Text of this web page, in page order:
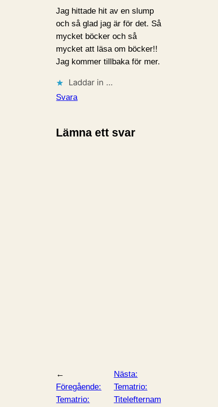
Jag hittade hit av en slump
och så glad jag är för det. Så
mycket böcker och så
mycket att läsa om böcker!!
Jag kommer tillbaka för mer.
Laddar in …
Svara
Lämna ett svar
←
Föregående:
Tematrio:
Nästa:
Tematrio:
Titelefternam